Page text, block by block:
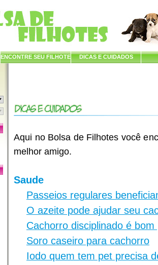
ENCONTRE SEU FILHOTE DICAS E CUIDADOS
Aqui no Bolsa de Filhotes você
melhor amigo.
Saude
Passeios regulares
O azeite pode ajudar seu
Cachorro disciplinado é
Soro caseiro para cachorro
Iodo quem tem pet precisa